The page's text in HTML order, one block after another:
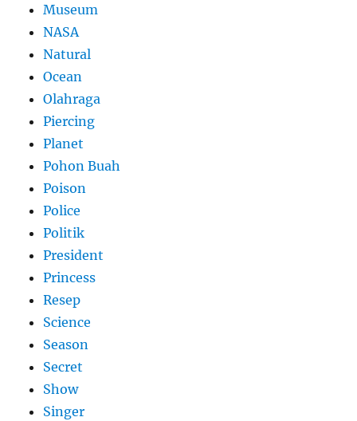
Museum
NASA
Natural
Ocean
Olahraga
Piercing
Planet
Pohon Buah
Poison
Police
Politik
President
Princess
Resep
Science
Season
Secret
Show
Singer